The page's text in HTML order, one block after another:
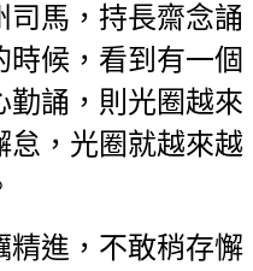
司馬，持長齋念誦
候，看到有一個
勤誦，則光圈越來
怠，光圈就越來越
精進，不敢稍存懈